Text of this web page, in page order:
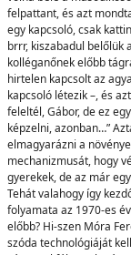
felpattant, és azt
egy kapcsoló, csak
brrr, kiszabadul belőlük
kolléganőnek előbb
hirtelen kapcsolt az
kapcsoló létezik –, és
feleltél, Gábor, de ez
képzelni, azonban…”
elmagyarázni a
mechanizmusát, hogy
gyerekek, de az már
Tehát valahogy így
folyamata az 1970-es
előbb? Hi-szen Móra
szóda technológiáját